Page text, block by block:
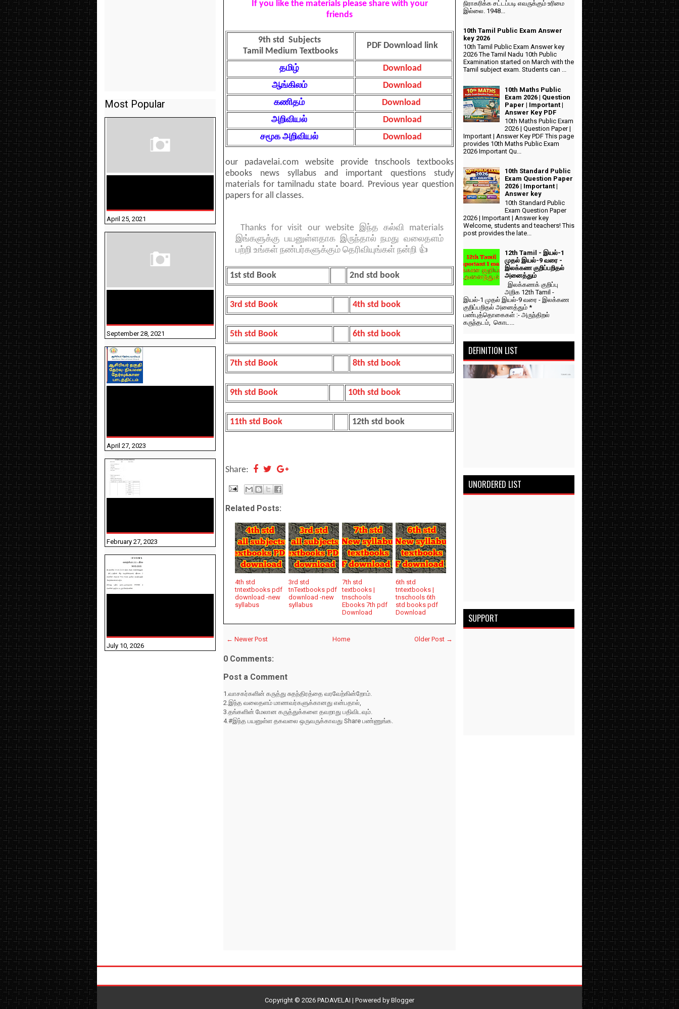
If you like the materials please share with your
friends
9th std Subjects
Tamil Medium Textbooks
PDF Download link
தமிழ்
Download
ஆங்கிலம்
Download
கணிதம்
Download
அறிவியல்
Download
சமூக அறிவியல்
Download
our padavelai.com website provide tnschools textbooks
ebooks news syllabus and important questions study
materials for tamilnadu state board. Previous year question
papers for all classes.
Thanks for visit our website இந்த கல்வி materials
இங்களுக்கு பயனுள்ளதாக இருந்தால் நமது வலைதளம்
பற்றி உங்கள் நண்பர்களுக்கும் தெரிவியுங்கள் நன்றி 👍
1st std Book 2nd std book
3rd std Book 4th std book
5th std Book 6th std book
7th std Book 8th std book
9th std Book 10th std book
11th std Book 12th std book
Share:
Related Posts:
4th std
tntextbooks pdf
download -new
syllabus
3rd std
tnTextbooks pdf
download -new
syllabus
7th std
textbooks |
tnschools
Ebooks 7th pdf
Download
6th std
tntextbooks |
tnschools 6th
std books pdf
Download
← Newer Post Older Post →
Home
0 Comments:
Post a Comment
1.வாசகர்களின் கருத்து சுதந்திரத்தை வரவேற்கின்றோம்.
2.இந்த வலைதளம் மாணவர்களுக்கானது என்பதால்,
3.தங்களின் மேலான கருத்துக்களை தவறாது பதிவிடவும்.
4.#இந்த பயனுள்ள தகவலை ஒருவருக்காவது Share பண்ணுங்க.
Most Popular
April 25, 2021
September 28, 2021
April 27, 2023
February 27, 2023
July 10, 2026
நிராகரிக்க சட்டப்படி எவருக்கும் உரிமை
இல்லை. 1948...
10th Tamil Public Exam Answer
key 2026
10th Tamil Public Exam Answer key
2026 The Tamil Nadu 10th Public
Examination started on March with the
Tamil subject exam. Students can ...
10th Maths Public
Exam 2026 | Question
Paper | Important |
Answer Key PDF
10th Maths Public Exam
2026 | Question Paper |
Important | Answer Key PDF This page
provides 10th Maths Public Exam
2026 Important Qu...
10th Standard Public
Exam Question Paper
2026 | Important |
Answer key
10th Standard Public
Exam Question Paper
2026 | Important | Answer key
Welcome, students and teachers! This
post provides the late...
12th Tamil - இயல்-1
முதல் இயல்-9 வரை -
இலக்கண குறிப்பறிதல்
அனைத்தும்
இலக்கணக் குறிப்பு
அறிக 12th Tamil -
இயல்-1 முதல் இயல்-9 வரை - இலக்கண
குறிப்பறிதல் அனைத்தும் *
பண்புத்தொகைகள் :- அருந்திறல்
கருந்தடம், கொட...
DEFINITION LIST
UNORDERED LIST
SUPPORT
Copyright © 2026 PADAVELAI | Powered by Blogger